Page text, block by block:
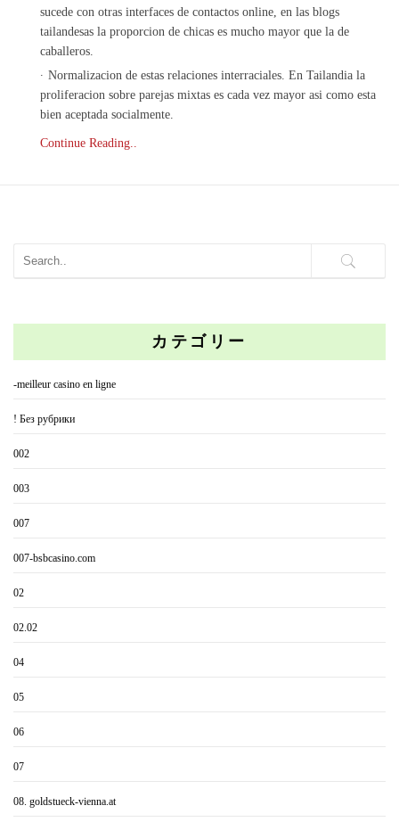
sucede con otras interfaces de contactos online, en las blogs
tailandesas la proporcion de chicas es mucho mayor que la de
caballeros.
Normalizacion de estas relaciones interraciales. En Tailandia la
proliferacion sobre parejas mixtas es cada vez mayor asi­ como esta
bien aceptada socialmente.
Continue Reading..
カテゴリー
-meilleur casino en ligne
! Без рубрики
002
003
007
007-bsbcasino.com
02
02.02
04
05
06
07
08. goldstueck-vienna.at